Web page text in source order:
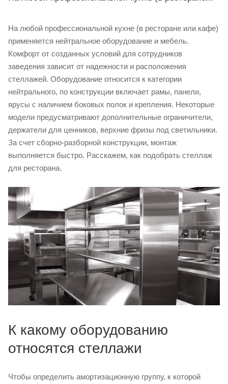
На любой профессиональной кухне (в ресторане или кафе)
применяется нейтральное оборудование и мебель.
Комфорт от созданных условий для сотрудников
заведения зависит от надежности и расположения
стеллажей. Оборудование относится к категории
нейтрального, по конструкции включает рамы, панели,
ярусы с наличием боковых полок и крепления. Некоторые
модели предусматривают дополнительные ограничители,
держатели для ценников, верхние фризы под светильники.
За счет сборно-разборной конструкции, монтаж
выполняется быстро. Расскажем, как подобрать стеллаж
для ресторана.
К какому оборудованию
относятся стеллажи
Чтобы определить амортизационную группу, к которой